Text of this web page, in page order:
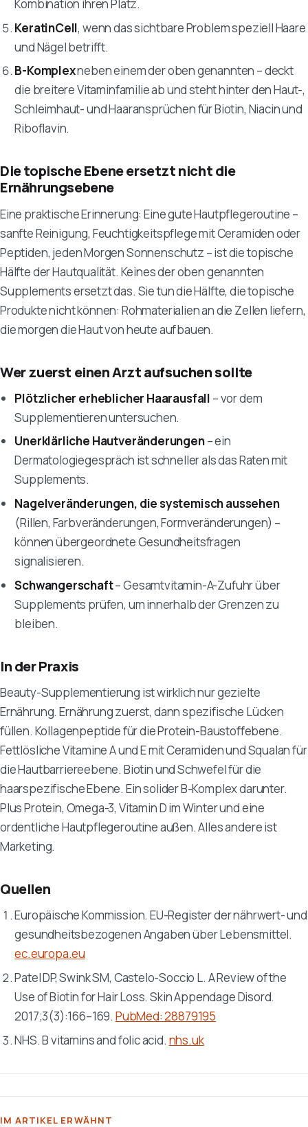
Kombination ihren Platz.
KeratinCell, wenn das sichtbare Problem speziell Haare
und Nägel betrifft.
B-Komplexneben einem der oben genannten – deckt
die breitere Vitaminfamilie ab und steht hinter den Haut-,
Schleimhaut- und Haaransprüchen für Biotin, Niacin und
Riboflavin.
Die topische Ebene ersetzt nicht die
Ernährungsebene
Eine praktische Erinnerung: Eine gute Hautpflegeroutine –
sanfte Reinigung, Feuchtigkeitspflege mit Ceramiden oder
Peptiden, jeden Morgen Sonnenschutz – ist die topische
Hälfte der Hautqualität. Keines der oben genannten
Supplements ersetzt das. Sie tun die Hälfte, die topische
Produkte nicht können: Rohmaterialien an die Zellen liefern,
die morgen die Haut von heute aufbauen.
Wer zuerst einen Arzt aufsuchen sollte
Plötzlicher erheblicher Haarausfall – vor dem
Supplementieren untersuchen.
Unerklärliche Hautveränderungen– ein
Dermatologiegespräch ist schneller als das Raten mit
Supplements.
Nagelveränderungen, die systemisch aussehen
(Rillen, Farbveränderungen, Formveränderungen) –
können übergeordnete Gesundheitsfragen
signalisieren.
Schwangerschaft– Gesamtvitamin-A-Zufuhr über
Supplements prüfen, um innerhalb der Grenzen zu
bleiben.
In der Praxis
Beauty-Supplementierung ist wirklich nur gezielte
Ernährung. Ernährung zuerst, dann spezifische Lücken
füllen. Kollagenpeptide für die Protein-Baustoffebene.
Fettlösliche Vitamine A und E mit Ceramiden und Squalan für
die Hautbarriereebene. Biotin und Schwefel für die
haarspezifische Ebene. Ein solider B-Komplex darunter.
Plus Protein, Omega-3, Vitamin D im Winter und eine
ordentliche Hautpflegeroutine außen. Alles andere ist
Marketing.
Quellen
Europäische Kommission. EU-Register der nährwert- und
gesundheitsbezogenen Angaben über Lebensmittel.
ec.europa.eu
Patel DP, Swink SM, Castelo-Soccio L. A Review of the
Use of Biotin for Hair Loss.Skin Appendage Disord.
2017;3(3):166–169. PubMed: 28879195
NHS. B vitamins and folic acid. nhs.uk
IM ARTIKEL ERWÄHNT